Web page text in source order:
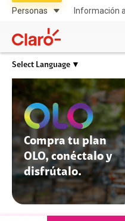
Información
Select Language ▼
Compra tu plan
OLO, conéctalo y
disfrútalo.